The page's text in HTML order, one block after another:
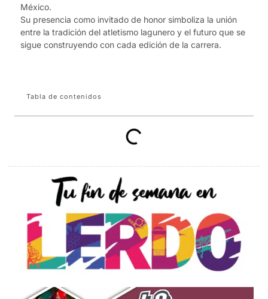
México.
Su presencia como invitado de honor simboliza la unión
entre la tradición del atletismo lagunero y el futuro que se
sigue construyendo con cada edición de la carrera.
Tabla de contenidos